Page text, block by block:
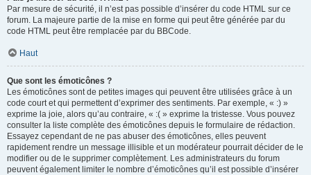
Par mesure de sécurité, il n’est pas possible d’insérer du code HTML sur ce
forum. La majeure partie de la mise en forme qui peut être générée par du
code HTML peut être remplacée par du BBCode.
Haut
Que sont les émoticônes ?
Les émoticônes sont de petites images qui peuvent être utilisées grâce à un
code court et qui permettent d’exprimer des sentiments. Par exemple, « :) »
exprime la joie, alors qu’au contraire, « :( » exprime la tristesse. Vous pouvez
consulter la liste complète des émoticônes depuis le formulaire de rédaction.
Essayez cependant de ne pas abuser des émoticônes, elles peuvent
rapidement rendre un message illisible et un modérateur pourrait décider de le
modifier ou de le supprimer complètement. Les administrateurs du forum
peuvent également limiter le nombre d’émoticônes qu’il est possible d’insérer